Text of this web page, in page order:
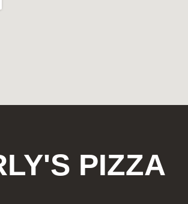
PIZZA